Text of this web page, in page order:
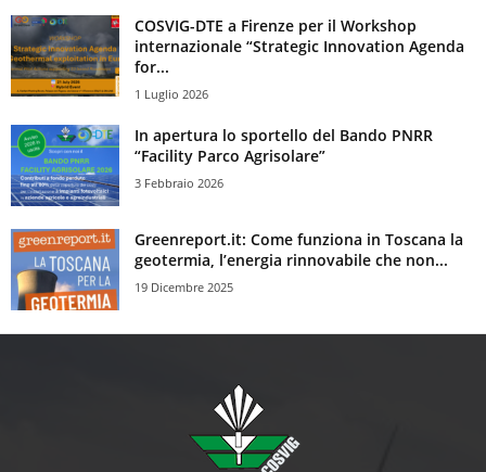
COSVIG-DTE a Firenze per il Workshop
internazionale “Strategic Innovation Agenda
for...
1 Luglio 2026
In apertura lo sportello del Bando PNRR
“Facility Parco Agrisolare”
3 Febbraio 2026
Greenreport.it: Come funziona in Toscana la
geotermia, l’energia rinnovabile che non...
19 Dicembre 2025